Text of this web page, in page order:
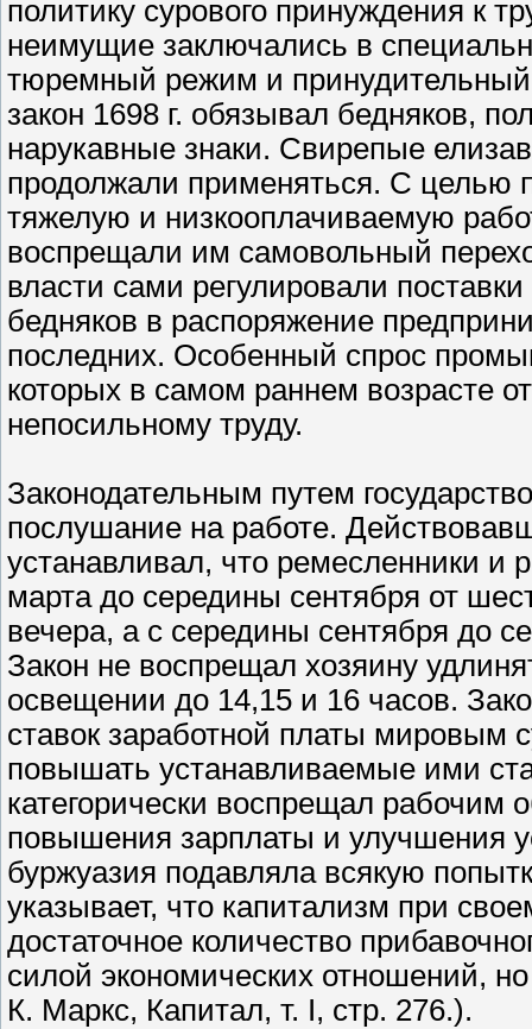
политику сурового принуждения к
неимущие заключались в
тюремный режим и
закон 1698 г. обязывал бедняков,
нарукавные знаки. Свирепые
продолжали применяться. С целью
тяжелую и низкооплачиваемую
воспрещали им самовольный
власти сами регулировали
бедняков в распоряжение
последних. Особенный спрос
которых в самом раннем возрасте
непосильному труду.
Законодательным путем
послушание на работе.
устанавливал, что ремесленники и
марта до середины сентября от
вечера, а с середины сентября до
Закон не воспрещал хозяину
освещении до 14,15 и 16 часов.
ставок заработной платы мировым
повышать устанавливаемые ими
категорически воспрещал
повышения зарплаты и улучшения
буржуазия подавляла всякую
указывает, что капитализм при
достаточное количество
силой экономических отношений,
К. Маркс, Капитал, т. I, стр. 276.).